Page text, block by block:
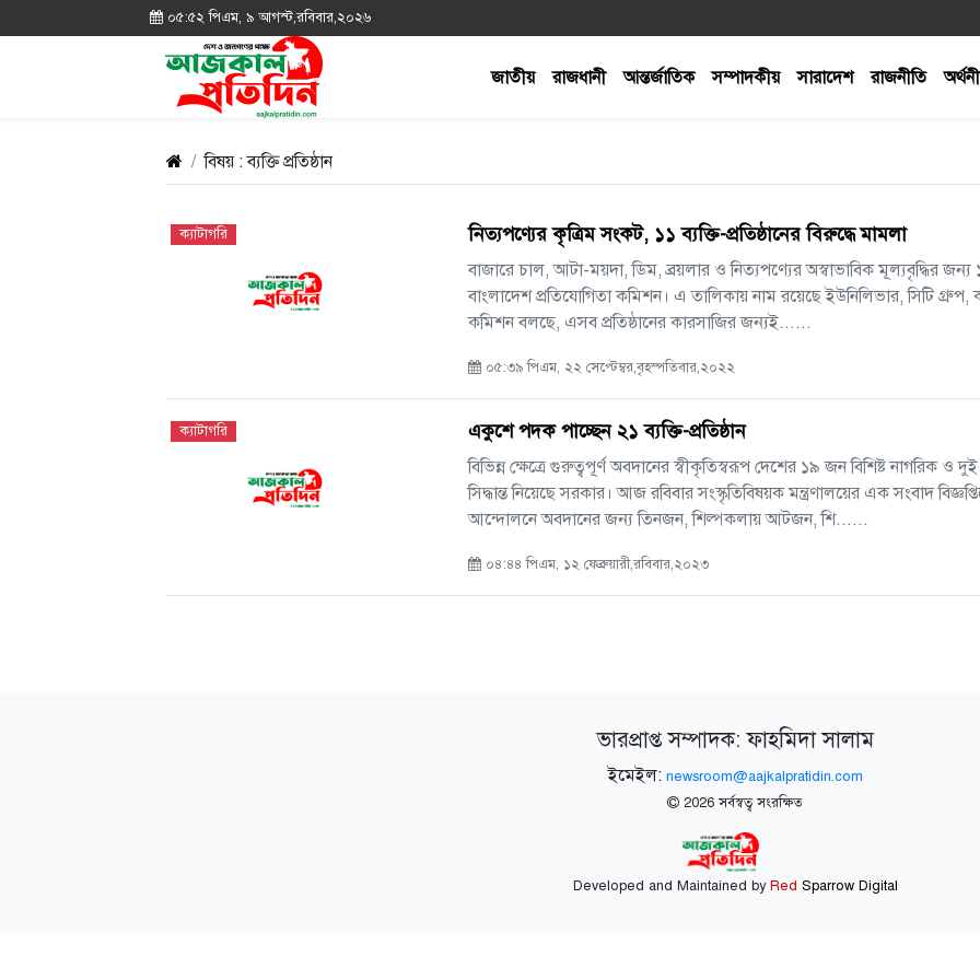
০৫:৫২ পিএম, ৯ আগস্ট,রবিবার,২০২৬
জাতীয় রাজধানী আন্তর্জাতিক সম্পাদকীয় সারাদেশ রাজনীতি
বিষয় : ব্যক্তি প্রতিষ্ঠান
ক্যাটাগরি নিত্যপণ্যের কৃত্রিম সংকট, ১১ ব্যক্তি-প্রতিষ্ঠানের বিরুদ্ধে মামলা
বাজারে চাল, আটা-ময়দা, ডিম, ব্রয়লার ও নিত্যপণ্যের অস্বাভাবিক মূল্যবৃদ্ধির জন্য
বাংলাদেশ প্রতিযোগিতা কমিশন। এ তালিকায় নাম রয়েছে ইউনিলিভার, সিটি গ্রুপ,
কমিশন বলছে, এসব প্রতিষ্ঠানের কারসাজির জন্যই......
০৫:৩৯ পিএম, ২২ সেপ্টেম্বর,বৃহস্পতিবার,২০২২
ক্যাটাগরি একুশে পদক পাচ্ছেন ২১ ব্যক্তি-প্রতিষ্ঠান
বিভিন্ন ক্ষেত্রে গুরুত্বপূর্ণ অবদানের স্বীকৃতিস্বরূপ দেশের ১৯ জন বিশিষ্ট নাগরিক
সিদ্ধান্ত নিয়েছে সরকার। আজ রবিবার সংস্কৃতিবিষয়ক মন্ত্রণালয়ের এক সংবাদ
আন্দোলনে অবদানের জন্য তিনজন, শিল্পকলায় আটজন, শি......
০৪:৪৪ পিএম, ১২ ফেব্রুয়ারী,রবিবার,২০২৩
ভারপ্রাপ্ত সম্পাদক: ফাহমিদা সালাম
ইমেইল: newsroom@aajkalpratidin.com
2026 সর্বস্বত্ব সংরক্ষিত
Developed and Maintained byRed Sparrow Digital